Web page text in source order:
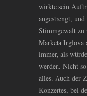
wirkte sein
angestrengt,
Stimmgewalt zu
Marketa Irglova
immer, als
werden. Nicht
alles. Auch der
Konzertes, bei